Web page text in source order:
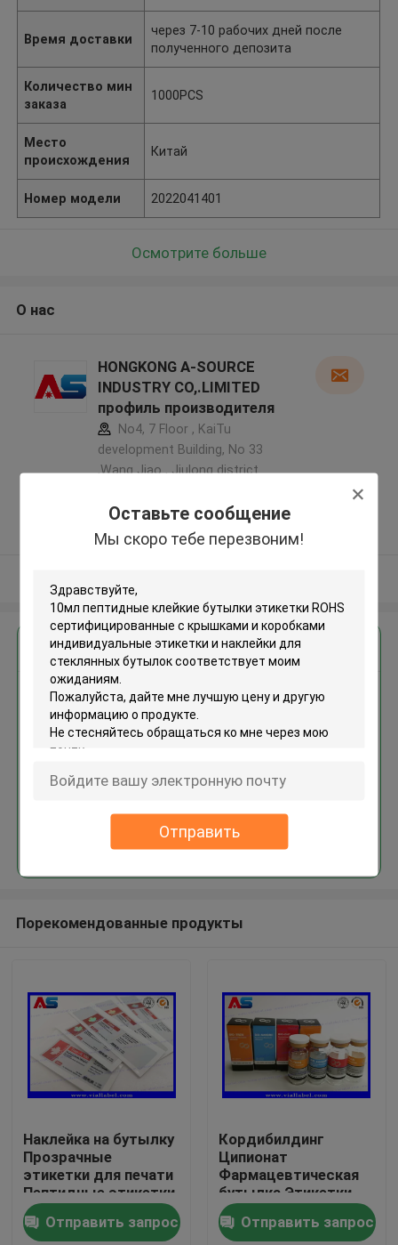
Оставьте сообщение
Мы скоро тебе перезвоним!
Отправить
Продукты
О нас
Время доставки
через 7-10 рабочих дней после
полученного депозита
Количество мин
заказа
1000PCS
Место
происхождения
Китай
Номер модели 2022041401
Осмотрите больше
О нас
HONGKONG A-SOURCE
INDUSTRY CO,.LIMITED
профиль производителя
No4, 7 Floor , KaiTu
development Building, No 33
,Wang Jiao , Jiulong district
5.0
Подтверженный
поставщик
Получить лучшую цену для
10мл пептидные клейкие
бутылки этикетки ROHS
сертифицированные с
индивидуальные этикетки и
бутылок
Продолжать
Порекомендованные продукты
Наклейка на бутылку
Прозрачные
этикетки для печати
Пептидные этикетки
на бутылки Этикетки
на флаконы 10 мл
Отправить запрос
Кордибилдинг
Ципионат
Фармацевтическая
бутылка Этикетки
25x60 мм ISO
сертифицирован для
Отправить запрос